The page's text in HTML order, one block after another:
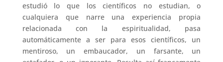
estudió lo que los científicos no estudian, o
cualquiera que narre una experiencia propia
relacionada con la espiritualidad, pasa
automáticamente a ser para esos científicos, un
mentiroso, un embaucador, un farsante, un